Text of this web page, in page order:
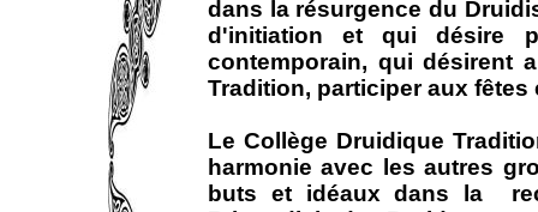
dans la résurgence du
d'initiation et qui désire
contemporain, qui désirent
Tradition, participer aux
Le Collège Druidique
harmonie avec les autres
buts et idéaux dans la